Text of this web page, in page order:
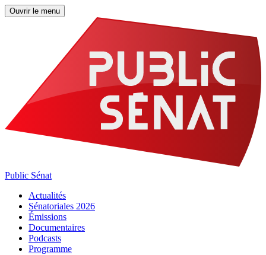
Ouvrir le menu
Public Sénat
Actualités
Sénatoriales 2026
Émissions
Documentaires
Podcasts
Programme